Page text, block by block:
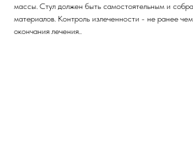
массы. Стул должен быть самостоятельным и
материалов. Контроль излеченности - не ранее
окончания лечения..